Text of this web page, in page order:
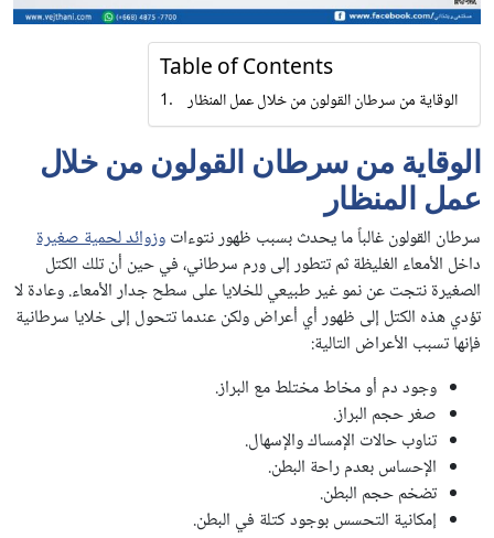
Table of Contents
الوقاية من سرطان القولون من خلال عمل المنظار
الوقاية من سرطان القولون من خلال
عمل المنظار
سرطان القولون غالباً ما يحدث بسبب ظهور نتوءاتوزوائد لحمية صغيرة
داخل الأمعاء الغليظة ثم تتطور إلى ورم سرطاني، في حين أن تلك الكتل
الصغيرة نتجت عن نمو غير طبيعي للخلايا على سطح جدار الأمعاء. وعادة لا
تؤدي هذه الكتل إلى ظهور أي أعراض ولكن عندما تتحول إلى خلايا سرطانية
فإنها تسبب الأعراض التالية:
وجود دم أو مخاط مختلط مع البراز.
صغر حجم البراز.
تناوب حالات الإمساك والإسهال.
الإحساس بعدم راحة البطن.
تضخم حجم البطن.
إمكانية التحسس بوجود كتلة في البطن.